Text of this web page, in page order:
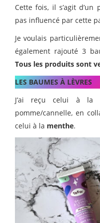
Cette fois, il s’agit d’un
pas influencé par cette
Je voulais
également rajouté 3
Tous les produits sont
LES BAUMES À LÈVRES
J’ai reçu celui à la
pomme/cannelle, en
celui à la menthe.